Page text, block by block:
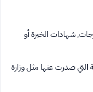
شهادات الخبرة أو
صدرت عنها مثل وزارة